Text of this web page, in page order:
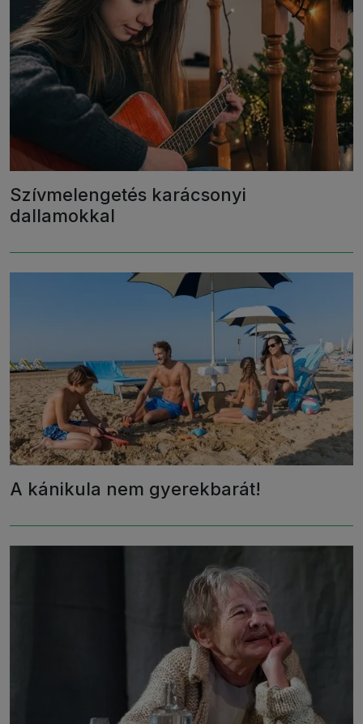
Szívmelengetés karácsonyi
dallamokkal
A kánikula nem gyerekbarát!